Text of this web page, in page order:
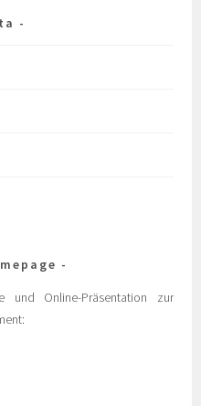
und Online-Präsentation zur